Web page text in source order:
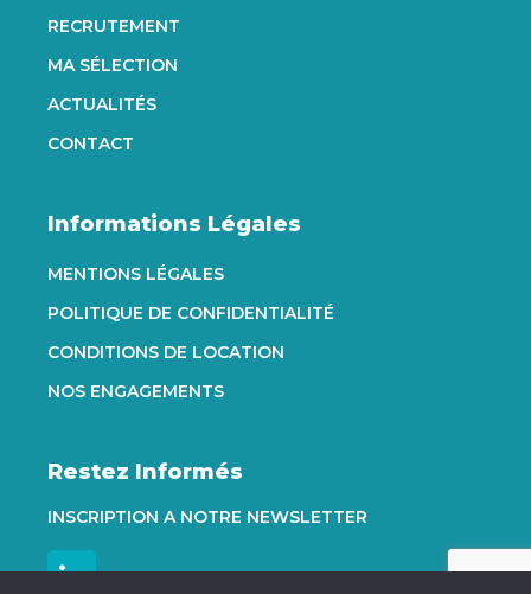
RECRUTEMENT
MA SÉLECTION
ACTUALITÉS
CONTACT
Informations Légales
MENTIONS LÉGALES
POLITIQUE DE CONFIDENTIALITÉ
CONDITIONS DE LOCATION
NOS ENGAGEMENTS
Restez Informés
INSCRIPTION A NOTRE NEWSLETTER